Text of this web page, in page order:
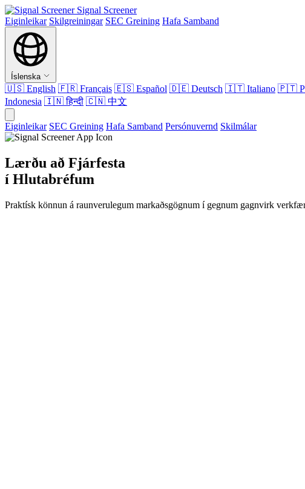
Signal Screener
Eiginleikar Skilgreiningar SEC Greining Hafa Samband
Íslenska
🇺🇸 English 🇫🇷 Français 🇪🇸 Español 🇩🇪 Deutsch 🇮🇹 Italiano 🇵🇹
Indonesia 🇮🇳हिन्दी 🇨🇳 中文
Eiginleikar SEC Greining Hafa Samband Persónuvernd Skilmálar
Lærðu að Fjárfesta
í Hlutabréfum
Praktísk könnun á raunverulegum markaðsgögnum í gegnum gagnvirk